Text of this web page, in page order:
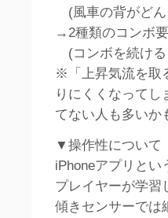
(風車の背がどん
→2種類のコンボ
(コンボを続ける
※「上昇気流を取
りにくくなって
てない人も多いか
▼操作性について
iPhoneアプリと
プレイヤーが学習
傾きセンサーでは